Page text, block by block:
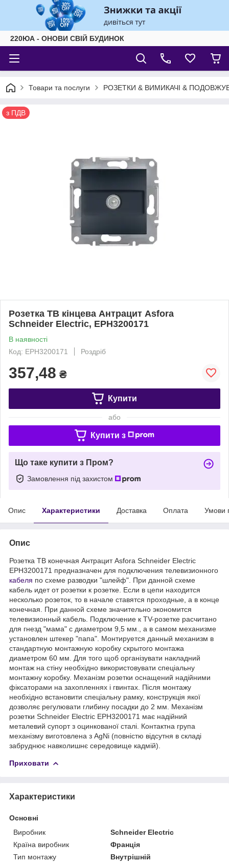
220ЮА - ОНОВИ СВІЙ БУДИНОК
Товари та послуги РОЗЕТКИ & ВИМИКАЧІ &
з ПДВ
Розетка ТВ кінцева Антрацит Asfora
Schneider Electric, EPH3200171
В наявності
Код: EPH3200171
Роздріб
357,48 ₴
Купити
або
Купити з
Що таке купити з Пром?
Замовлення під захистом
Опис Характеристики Доставка Оплата Умови
Опис
Розетка ТВ конечная Антрацит Asfora Schneider Electric
EPH3200171 предназначен для подключения телевизионного
кабеля по схеме разводки "шлейф". При данной схеме
кабель идет от розетки к розетке. Если в цепи находится
несколько розеток, то в начале ставятся проходные, а в конце
конечная. При данной схеме значительно экономится
телевизионный кабель. Подключение к TV-розетке расчитано
для гнезд "мама" с диаметром 9,5 мм., а в самом механизме
установлен штекер "папа". Монтируется данный механизм в
стандартную монтажную коробку скрытого монтажа
диаметром 60 мм. Для того щоб організувати накладний
монтаж на стіну необхідно використовувати спеціальну
монтажну коробку. Механізм розетки оснащений надійними
фіксаторами на захопленнях і гвинтах. Після монтажу
необхідно встановити спеціальну рамку, конструкція якої
дозволяє регулювати глибину посадки до 2 мм. Механізм
розетки Schneider Electric EPH3200171 має надійний
металевий супорт з оцинкованої сталі. Контактна група
механізму виготовлена з AgNi (повністю відсутня в складі
забруднює навколишнє середовище кадмій).
Приховати
Характеристики
Основні
Виробник
Schneider Electric
Країна виробник
Франція
Тип монтажу
Внутрішній